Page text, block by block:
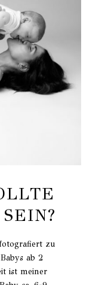
zu
ab 2
ist meiner